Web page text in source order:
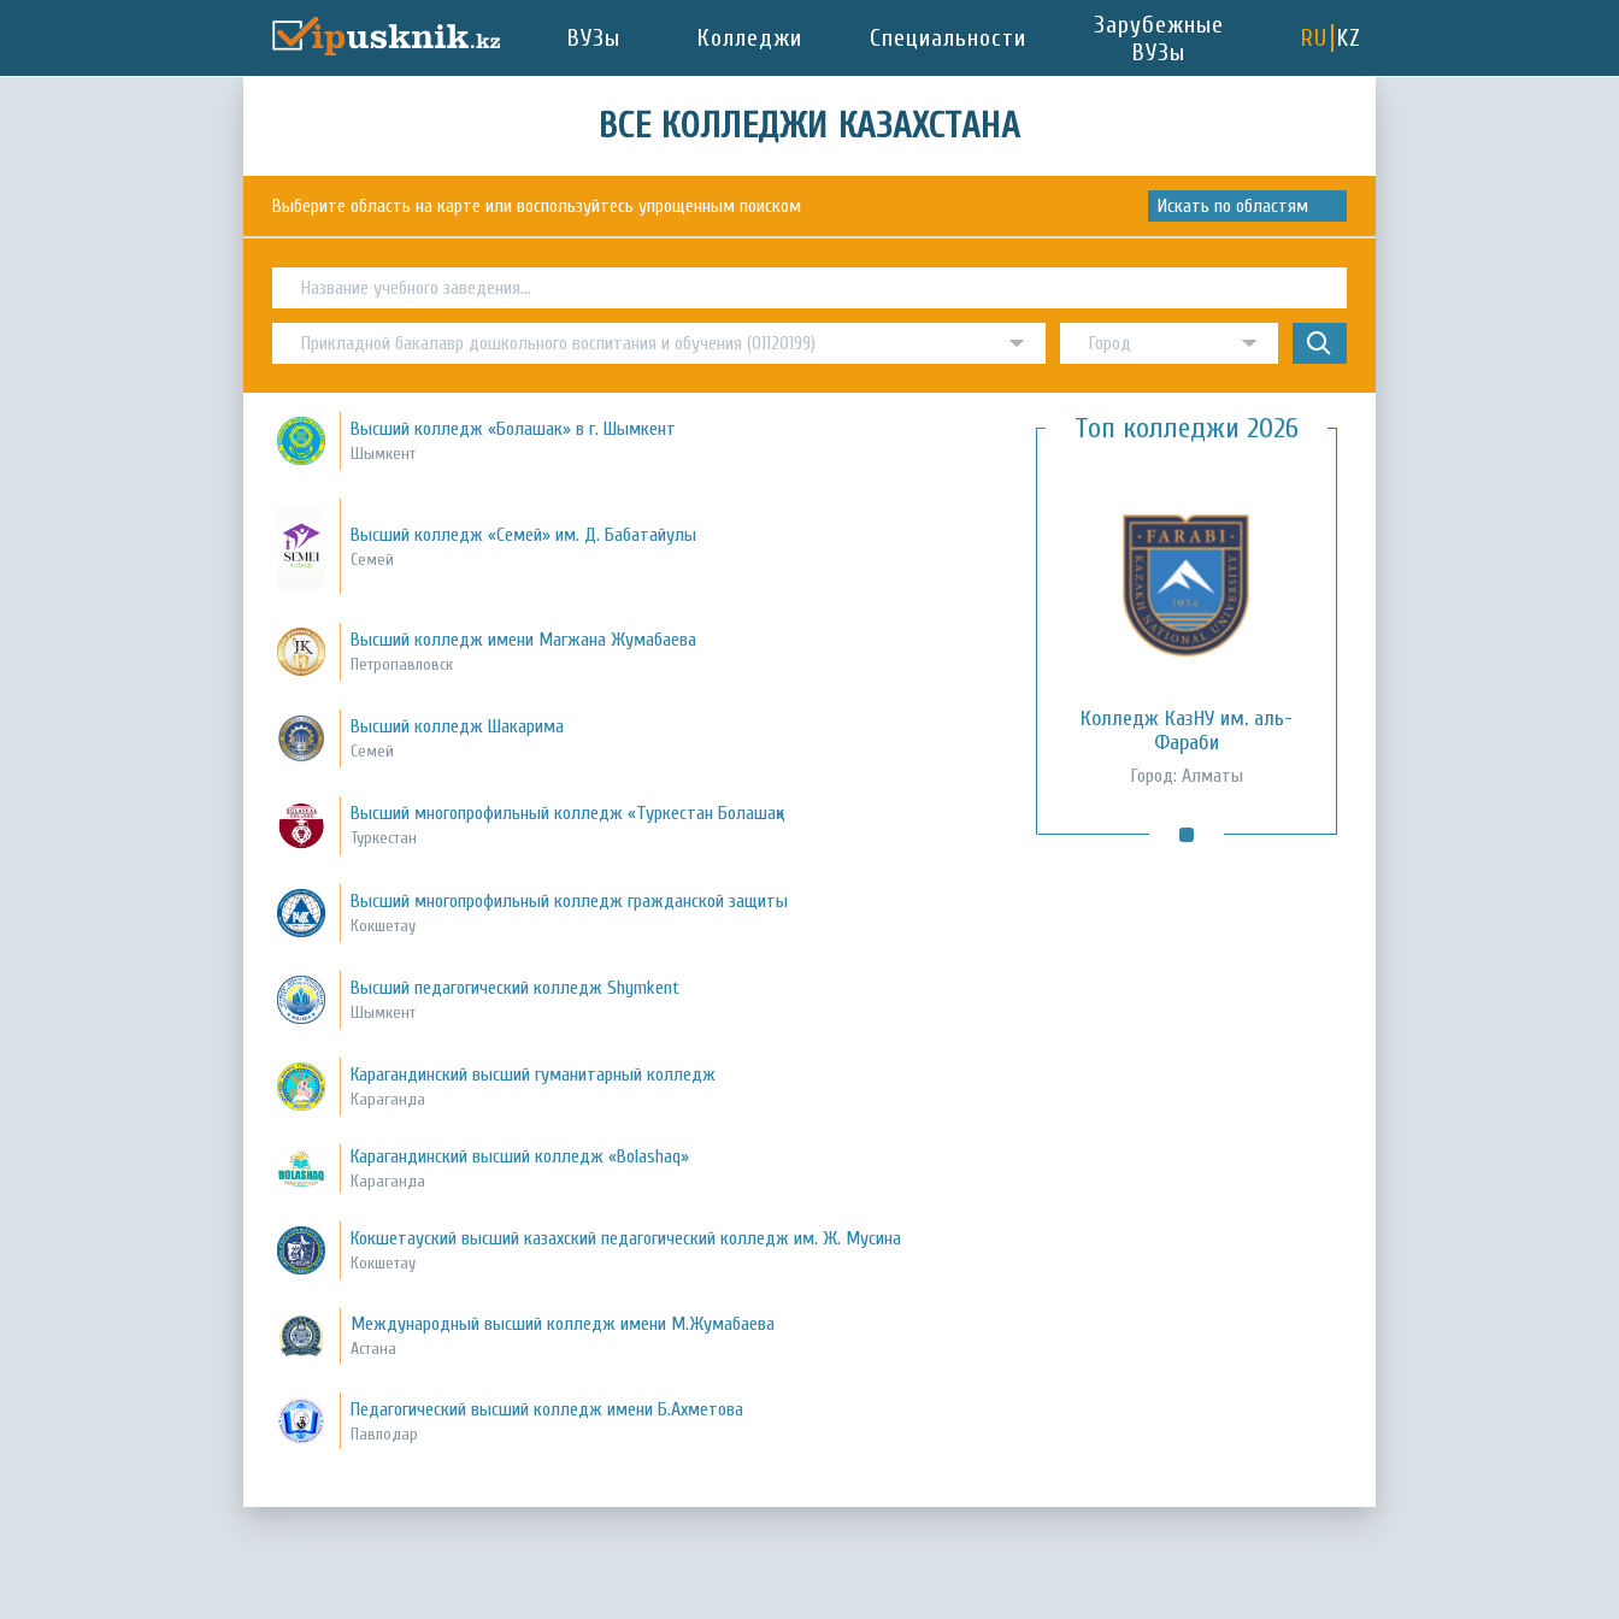
ВУЗы Колледжи Специальности
Зарубежные
ВУЗы
RU KZ
ВСЕ КОЛЛЕДЖИ КАЗАХСТАНА
Выберите область на карте или воспользуйтесь упрощенным поиском Искать по областям
Высший колледж «Болашак» в г. Шымкент
Шымкент
Высший колледж «Семей» им. Д. Бабатайулы
Семей
Высший колледж имени Магжана Жумабаева
Петропавловск
Высший колледж Шакарима
Семей
Высший многопрофильный колледж «Туркестан Болашақ»
Туркестан
Высший многопрофильный колледж гражданской защиты
Кокшетау
Высший педагогический колледж Shymkent
Шымкент
Карагандинский высший гуманитарный колледж
Караганда
Карагандинский высший колледж «Bolashaq»
Караганда
Кокшетауский высший казахский педагогический колледж им. Ж. Мусина
Кокшетау
Международный высший колледж имени М.Жумабаева
Астана
Педагогический высший колледж имени Б.Ахметова
Павлодар
Топ колледжи 2026
Колледж КазНУ им. аль-
Фараби
Город: Алматы